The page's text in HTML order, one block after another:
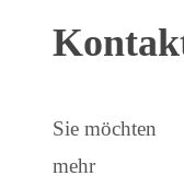
Sie möchten
mehr